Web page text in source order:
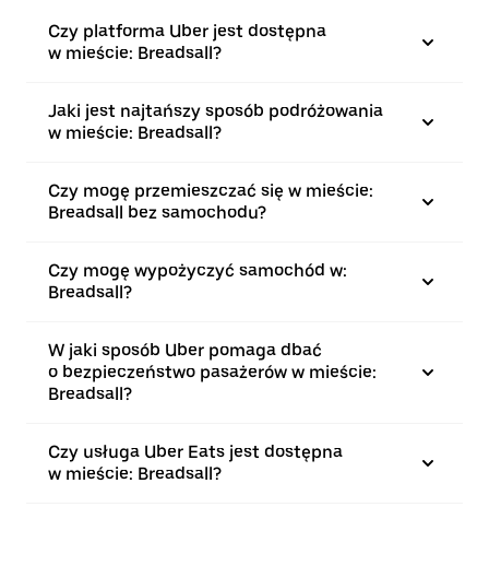
Czy platforma Uber jest dostępna
w mieście: Breadsall?
Jaki jest najtańszy sposób podróżowania
w mieście: Breadsall?
Czy mogę przemieszczać się w mieście:
Breadsall bez samochodu?
Czy mogę wypożyczyć samochód w:
Breadsall?
W jaki sposób Uber pomaga dbać
o bezpieczeństwo pasażerów w mieście:
Breadsall?
Czy usługa Uber Eats jest dostępna
w mieście: Breadsall?